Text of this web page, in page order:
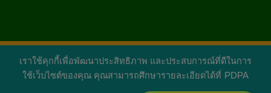
เราใช้คุกกี้เพื่อพัฒนาประสิทธิภาพ และประสบการณ์ที่ดีในการ
ใช้เว็บไซต์ของคุณ คุณสามารถศึกษารายละเอียดได้ที่ PDPA
Copyright 2026 — Green Life Plus mag | กรีน
ไลฟ์พลัส หนังสือมีชีวิต